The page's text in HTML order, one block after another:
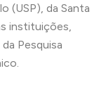
(USP), da Santa
instituições,
Pesquisa